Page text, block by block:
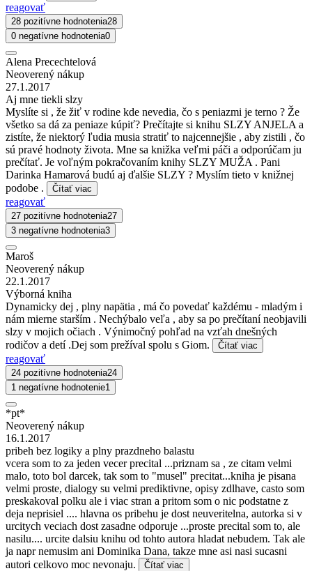
reagovať
28 pozitívne hodnotenia28
0 negatívne hodnotenia0
Alena Precechtelová
Neoverený nákup
27.1.2017
Aj mne tiekli slzy
Myslíte si , že žiť v rodine kde nevedia, čo s peniazmi je terno ? Že
všetko sa dá za peniaze kúpiť? Prečítajte si knihu SLZY ANJELA a
zistíte, že niektorý ľudia musia stratiť to najcennejšie , aby zistili , čo
sú pravé hodnoty života. Mne sa knižka veľmi páči a odporúčam ju
prečítať. Je voľným pokračovaním knihy SLZY MUŽA . Pani
Darinka Hamarová budú aj ďalšie SLZY ? Myslím tieto v knižnej
podobe .
Čítať viac
reagovať
27 pozitívne hodnotenia27
3 negatívne hodnotenia3
Maroš
Neoverený nákup
22.1.2017
Výborná kniha
Dynamicky dej , plny napätia , má čo povedať každému - mladým i
nám mierne starším . Nechýbalo veľa , aby sa po prečítaní neobjavili
slzy v mojich očiach . Výnimočný pohľad na vzťah dnešných
rodičov a detí .Dej som prežíval spolu s Giom.
Čítať viac
reagovať
24 pozitívne hodnotenia24
1 negatívne hodnotenie1
*pt*
Neoverený nákup
16.1.2017
pribeh bez logiky a plny prazdneho balastu
vcera som to za jeden vecer precital ...priznam sa , ze citam velmi
malo, toto bol darcek, tak som to "musel" precitat...kniha je pisana
velmi proste, dialogy su velmi prediktivne, opisy zdlhave, casto som
preskakoval polku ale i viac stran a pritom som o nic podstatne z
deja neprisiel .... hlavna os pribehu je dost neuveritelna, autorka si v
urcitych veciach dost zasadne odporuje ...proste precital som to, ale
nasilu.... urcite dalsiu knihu od tohto autora hladat nebudem. Tak ale
ja napr nemusim ani Dominika Dana, takze mne asi nasi sucasni
autori celkovo moc nevonaju.
Čítať viac